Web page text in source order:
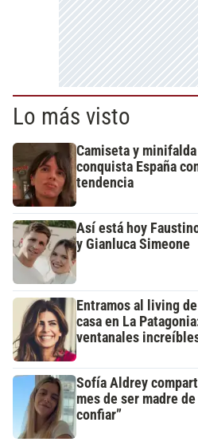
Lo más visto
Camiseta y
conquista España
tendencia
Así está hoy
y Gianluca Simeone
Entramos al living
casa en La
ventanales
Sofía Aldrey
mes de ser madre
confiar”